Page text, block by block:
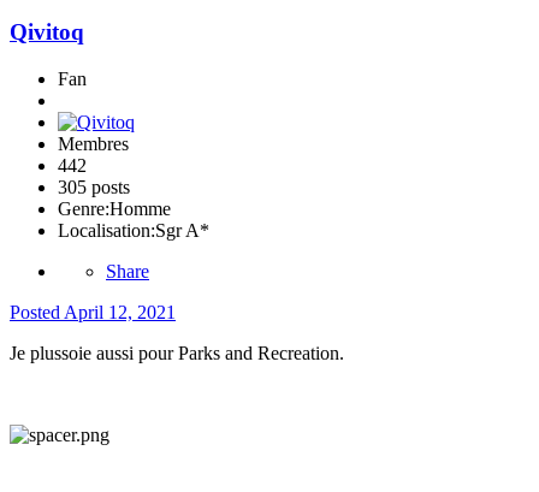
Qivitoq
Fan
Membres
442
305 posts
Genre:Homme
Localisation:Sgr A*
Share
Posted April 12, 2021
Je plussoie aussi pour Parks and Recreation.